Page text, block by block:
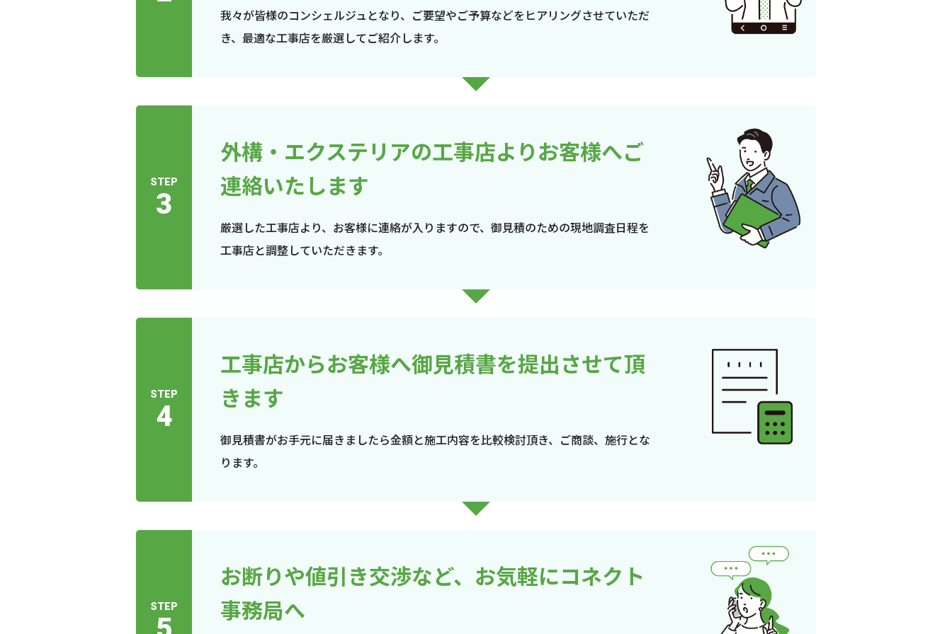
我々が皆様のコンシェルジュとなり、ご要望やご予算などをヒアリングさせていただ
き、最適な工事店を厳選してご紹介します。
STEP
3
外構・エクステリアの工事店よりお客様へご
連絡いたします
厳選した工事店より、お客様に連絡が入りますので、御見積のための現地調査日程を
工事店と調整していただきます。
STEP
4
工事店からお客様へ御見積書を提出させて頂
きます
御見積書がお手元に届きましたら金額と施工内容を比較検討頂き、ご商談、施行とな
ります。
STEP
お断りや値引き交渉など、お気軽にコネクト
事務局へ